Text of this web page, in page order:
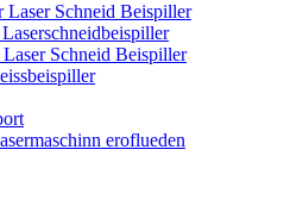
Laser Schneid Beispiller
Schneid Beispiller
eroflueden